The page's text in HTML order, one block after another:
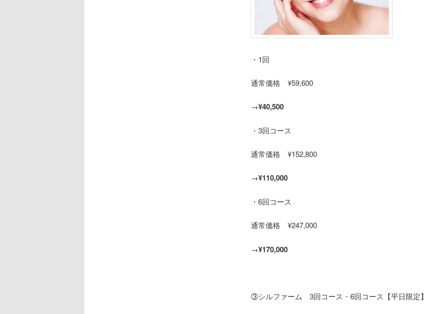
・1回
通常価格 ¥59,600
→¥40,500
・3回コース
通常価格 ¥152,800
→¥110,000
・6回コース
通常価格 ¥247,000
→¥170,000
③シルファーム 3回コース・6回コース【平日限定】